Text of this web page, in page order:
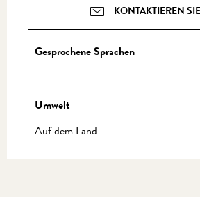
KONTAKTIEREN
Gesprochene Sprachen
Gesprochene Sprachen
Umwelt
Umwelt
Auf dem Land